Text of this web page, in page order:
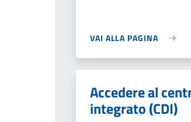
VAI ALLA PAGINA
Accedere al
integrato (CDI)